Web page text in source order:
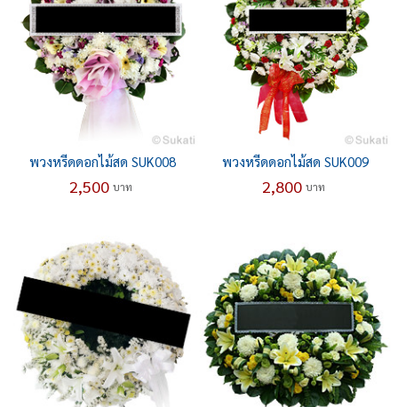
พวงหรีดดอกไม้สด SUK008
2,500 บาท
พวงหรีดดอกไม้สด SUK009
2,800 บาท